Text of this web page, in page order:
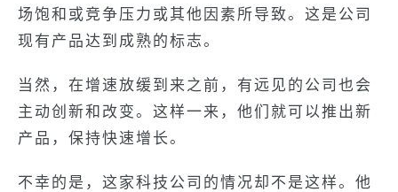
场饱和或竞争压力或其他因素所导致。这是公司
现有产品达到成熟的标志。
当然，在增速放缓到来之前，有远见的公司也会
主动创新和改变。这样一来，他们就可以推出新
产品，保持快速增长。
不幸的是，这家科技公司的情况却不是这样。他